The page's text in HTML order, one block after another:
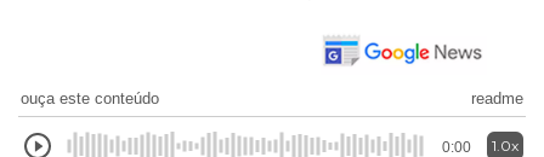
ouça este conteúdo readme
0:00 1.0x